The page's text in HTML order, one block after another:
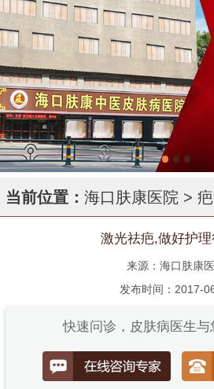
当前位置： 海口肤康医院 >
激光祛疤,做好护
来源：海口肤康
发布时间：2017-
快速问诊，皮肤病医生与